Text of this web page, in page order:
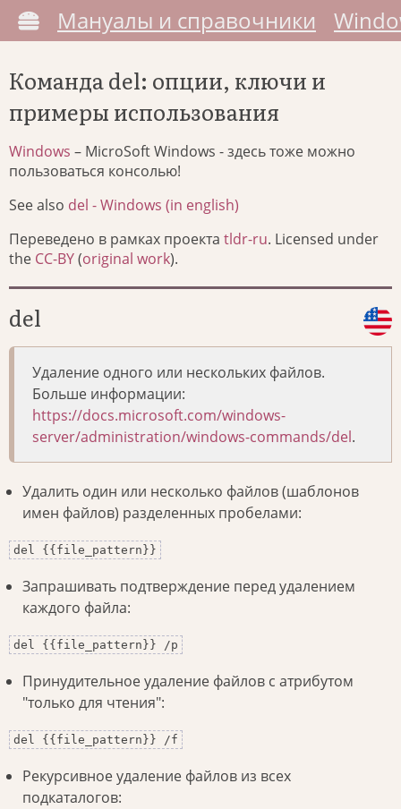
Мануалы и справочники
Команда del: опции, ключи и
примеры использования
Windows – MicroSoft Windows - здесь тоже можно
пользоваться консолью!
See also del - Windows (in english)
Переведено в рамках проекта tldr-ru. Licensed under
the CC-BY(original work).
del
Удаление одного или нескольких файлов.
Больше информации:
https://docs.microsoft.com/windows-
server/administration/windows-commands/del.
Удалить один или несколько файлов (шаблонов
имен файлов) разделенных пробелами:
del {{file_pattern}}
Запрашивать подтверждение перед удалением
каждого файла:
del {{file_pattern}} /p
Принудительное удаление файлов с атрибутом
"только для чтения":
del {{file_pattern}} /f
Рекурсивное удаление файлов из всех
подкаталогов: